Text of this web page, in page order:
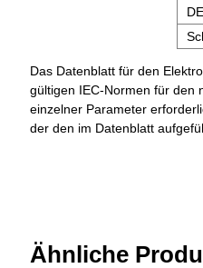
Das Datenblatt für den
gültigen IEC-Normen für den
einzelner Parameter
der den im Datenblatt
Ähnliche